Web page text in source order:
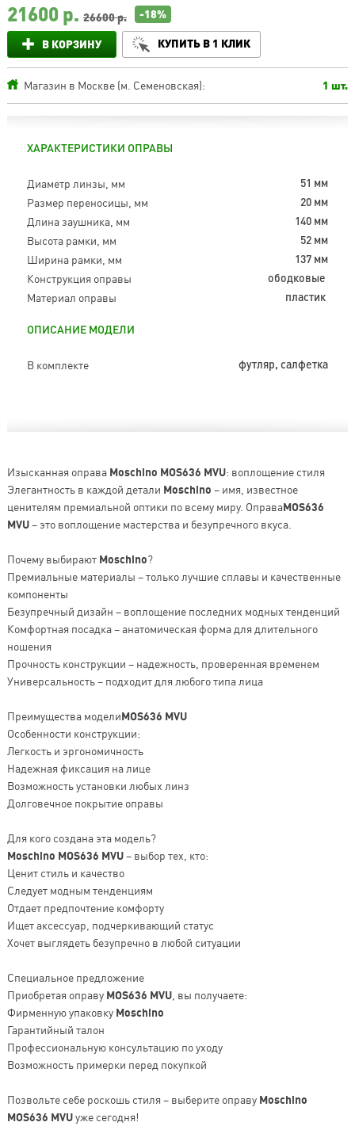
21600р. 26600 р. -18%
В КОРЗИНУ КУПИТЬ В 1 КЛИК
Магазин в Москве (м. Семеновская): 1 шт.
ХАРАКТЕРИСТИКИ ОПРАВЫ
Диаметр линзы, мм 51 мм
Размер переносицы, мм 20 мм
Длина заушника, мм 140 мм
Высота рамки, мм 52 мм
Ширина рамки, мм 137 мм
Конструкция оправы ободковые
Материал оправы пластик
ОПИСАНИЕ МОДЕЛИ
В комплекте футляр, салфетка
Изысканная оправа Moschino MOS636 MVU: воплощение стиля
Элегантность в каждой детали Moschino – имя, известное
ценителям премиальной оптики по всему миру. ОправаMOS636
MVU– это воплощение мастерства и безупречного вкуса.
Почему выбирают Moschino?
Премиальные материалы – только лучшие сплавы и качественные
компоненты
Безупречный дизайн – воплощение последних модных тенденций
Комфортная посадка – анатомическая форма для длительного
ношения
Прочность конструкции – надежность, проверенная временем
Универсальность – подходит для любого типа лица
Преимущества моделиMOS636 MVU
Особенности конструкции:
Легкость и эргономичность
Надежная фиксация на лице
Возможность установки любых линз
Долговечное покрытие оправы
Для кого создана эта модель?
Moschino MOS636 MVU– выбор тех, кто:
Ценит стиль и качество
Следует модным тенденциям
Отдает предпочтение комфорту
Ищет аксессуар, подчеркивающий статус
Хочет выглядеть безупречно в любой ситуации
Специальное предложение
Приобретая оправу MOS636 MVU, вы получаете:
Фирменную упаковку Moschino
Гарантийный талон
Профессиональную консультацию по уходу
Возможность примерки перед покупкой
Позвольте себе роскошь стиля – выберите оправу Moschino
MOS636 MVUуже сегодня!